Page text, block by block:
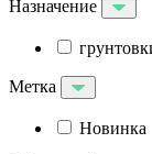
Назначение
Метка
Новинка